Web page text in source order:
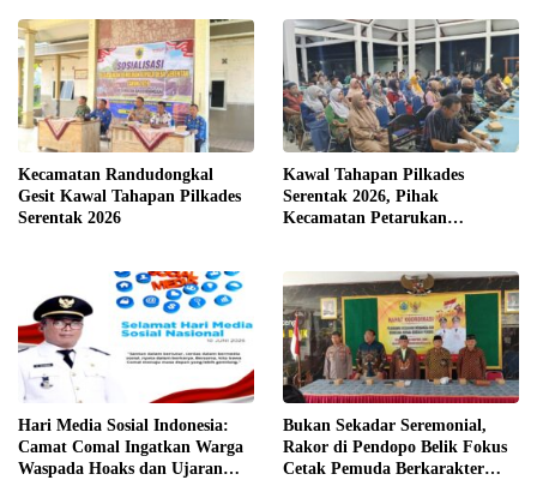
Kecamatan Randudongkal
Gesit Kawal Tahapan Pilkades
Serentak 2026
Kawal Tahapan Pilkades
Serentak 2026, Pihak
Kecamatan Petarukan
Hari Media Sosial Indonesia:
Camat Comal Ingatkan Warga
Waspada Hoaks dan Ujaran
Bukan Sekadar Seremonial,
Rakor di Pendopo Belik Fokus
Cetak Pemuda Berkarakter